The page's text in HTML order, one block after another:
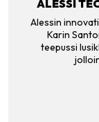
ALESSI
Alessin
Karin
teepussi